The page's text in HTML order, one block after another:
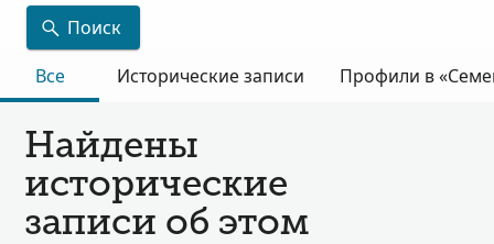
Поиск
Все
Исторические записи Профили в
Найдены
исторические
записи об этом